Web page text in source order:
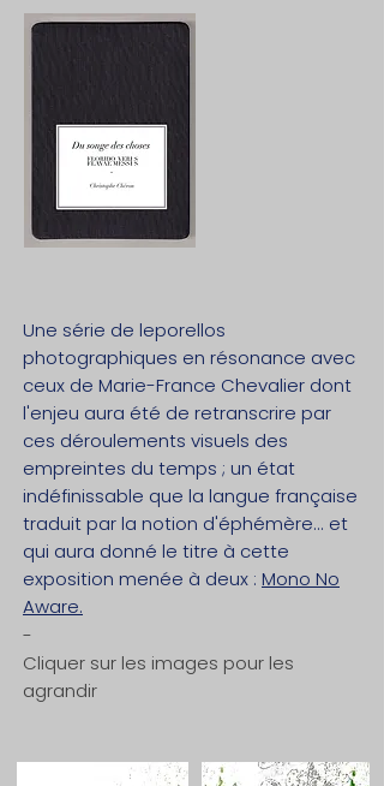
Une série de leporellos
photographiques en résonance avec
ceux de Marie-France Chevalier dont
l'enjeu aura été de retranscrire par
ces déroulements visuels des
empreintes du temps ; un état
indéfinissable que la langue française
traduit par la notion d'éphémère... et
qui aura donné le titre à cette
exposition menée à deux : Mono No
Aware.
-
Cliquer sur les images pour les
agrandir